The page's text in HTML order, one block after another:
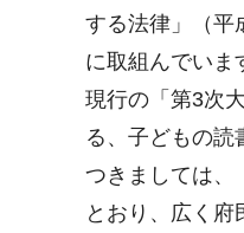
する法律」（平
に取組んでいま
現行の「第3次
る、子どもの読
つきましては、
とおり、広く府